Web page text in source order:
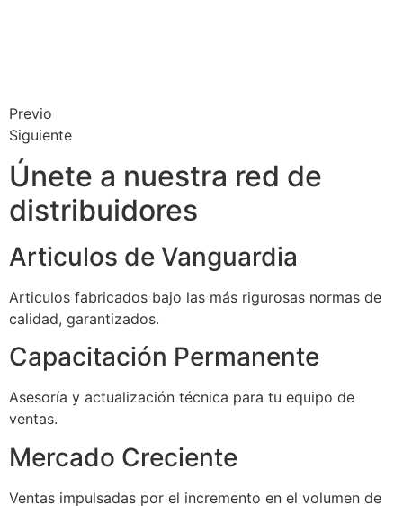
Previo
Siguiente
Únete a nuestra red de
distribuidores
Articulos de Vanguardia
Articulos fabricados bajo las más rigurosas normas de
calidad, garantizados.
Capacitación Permanente
Asesoría y actualización técnica para tu equipo de
ventas.
Mercado Creciente
Ventas impulsadas por el incremento en el volumen de